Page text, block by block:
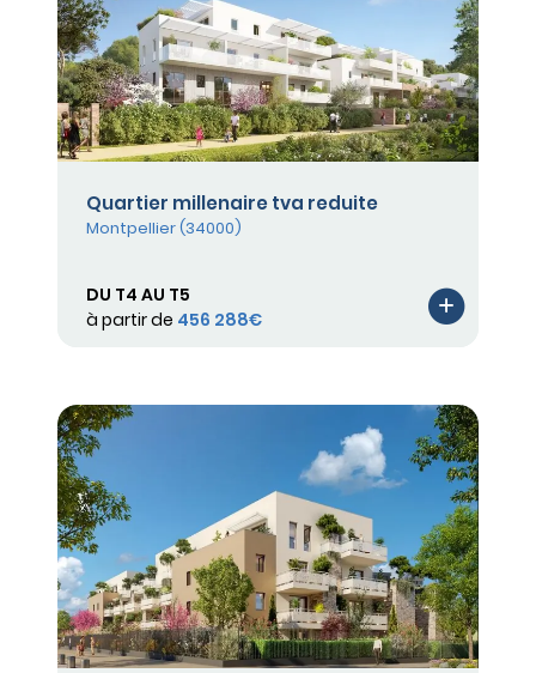
Quartier millenaire tva reduite
Montpellier (34000)
DU T4 AU T5
à partir de 456 288€